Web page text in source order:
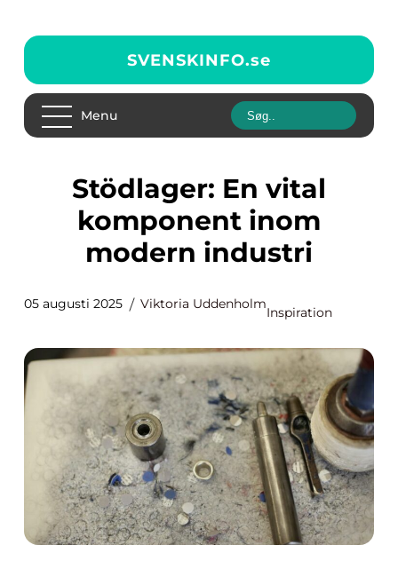
SVENSKINFO.se
Menu
Stödlager: En vital
komponent inom
modern industri
05 augusti 2025 Viktoria Uddenholm
Inspiration